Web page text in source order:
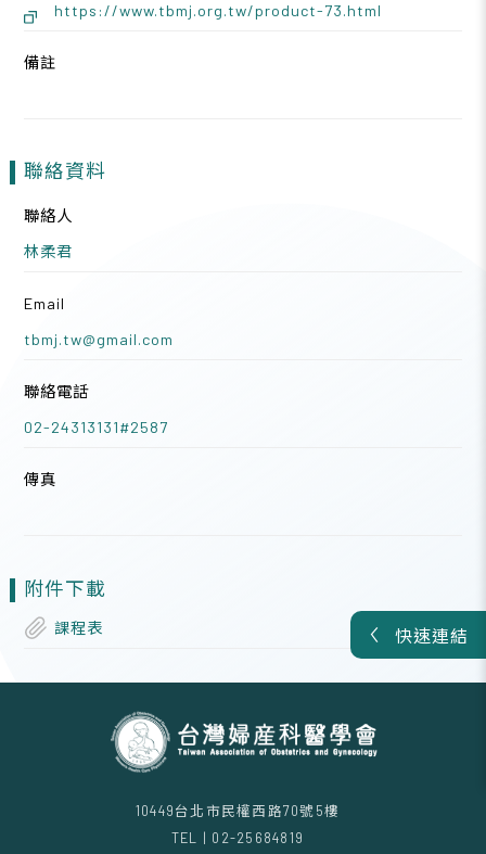
快速連結
https://www.tbmj.org.tw/product-73.html
備註
聯絡資料
聯絡人
林柔君
Email
tbmj.tw@gmail.com
聯絡電話
02-24313131#2587
傳真
附件下載
課程表
10449台北市民權西路70號5樓
TEL | 02-25684819